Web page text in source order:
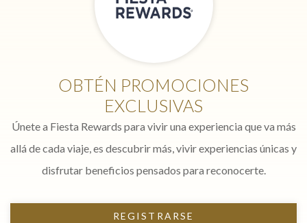
OBTÉN PROMOCIONES
EXCLUSIVAS
Únete a Fiesta Rewards para vivir una experiencia que va más
allá de cada viaje, es descubrir más, vivir experiencias únicas y
disfrutar beneficios pensados para reconocerte.
REGISTRARSE